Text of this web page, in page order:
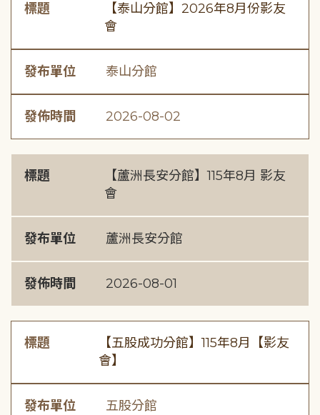
標題
【泰山分館】2026年8月份影友
會
發布單位 泰山分館
發佈時間 2026-08-02
標題
【蘆洲長安分館】115年8月 影友
會
發布單位 蘆洲長安分館
發佈時間 2026-08-01
標題
【五股成功分館】115年8月【影友
會】
發布單位 五股分館